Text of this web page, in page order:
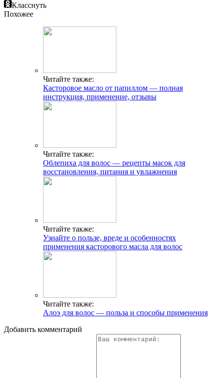
Класснуть
Похожее
Читайте также:
Касторовое масло от папиллом — полная
инструкция, применение, отзывы
Читайте также:
Облепиха для волос — рецепты масок для
восстановления, питания и увлажнения
Читайте также:
Узнайте о пользе, вреде и особенностях
применения касторового масла для волос
Читайте также:
Алоэ для волос — польза и способы применения
Добавить комментарий